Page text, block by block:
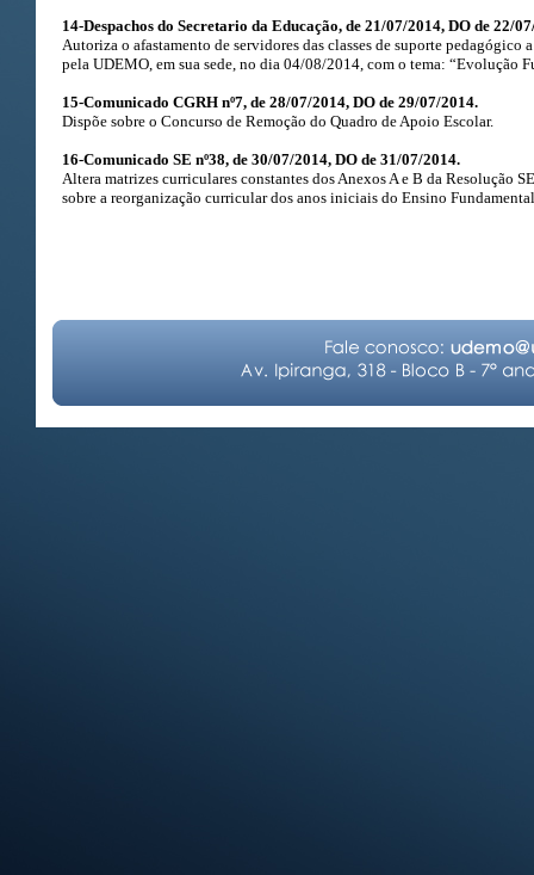
14-Despachos do Secretario da Educação, de 21/07/2014, DO de 22/
Autoriza o afastamento de servidores das classes de suporte
pela UDEMO, em sua sede, no dia 04/08/2014, com o tema: “Evolução
15-Comunicado CGRH nº7, de 28/07/2014, DO de 29/07/2014.
Dispõe sobre o Concurso de Remoção do Quadro de Apoio Escolar.
16-Comunicado SE nº38, de 30/07/2014, DO de 31/07/2014.
Altera matrizes curriculares constantes dos Anexos A e B da Resolução
sobre a reorganização curricular dos anos iniciais do Ensino